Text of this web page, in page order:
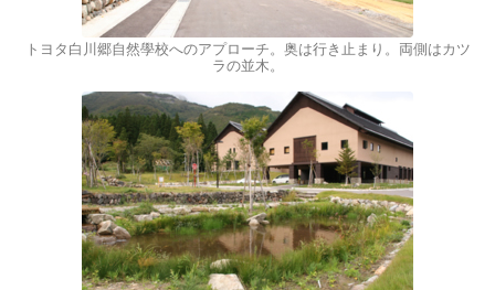
トヨタ白川郷自然學校へのアプローチ。奥は行き止まり。両側はカツ
ラの並木。